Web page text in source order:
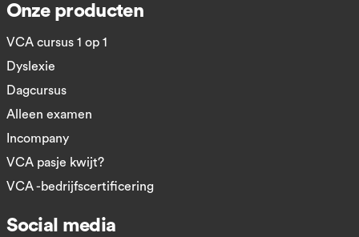
Onze producten
VCA cursus 1 op 1
Dyslexie
Dagcursus
Alleen examen
Incompany
VCA pasje kwijt?
VCA -bedrijfscertificering
Social media